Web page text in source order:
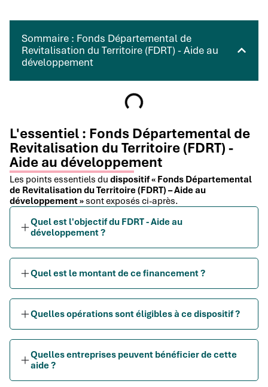
Sommaire : Fonds Départemental de
Revitalisation du Territoire (FDRT) - Aide au
développement
L'essentiel : Fonds Départemental de
Revitalisation du Territoire (FDRT) -
Aide au développement
Les points essentiels du dispositif « Fonds Départemental
de Revitalisation du Territoire (FDRT) – Aide au
développement » sont exposés ci-après.
Quel est l'objectif du FDRT - Aide au
développement ?
Quel est le montant de ce financement ?
Quelles opérations sont éligibles à ce dispositif ?
Quelles entreprises peuvent bénéficier de cette
aide ?